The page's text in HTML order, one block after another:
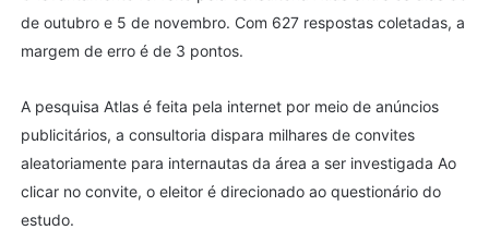
de outubro e 5 de novembro. Com 627 respostas coletadas, a
margem de erro é de 3 pontos.
A pesquisa Atlas é feita pela internet por meio de anúncios
publicitários, a consultoria dispara milhares de convites
aleatoriamente para internautas da área a ser investigada Ao
clicar no convite, o eleitor é direcionado ao questionário do
estudo.